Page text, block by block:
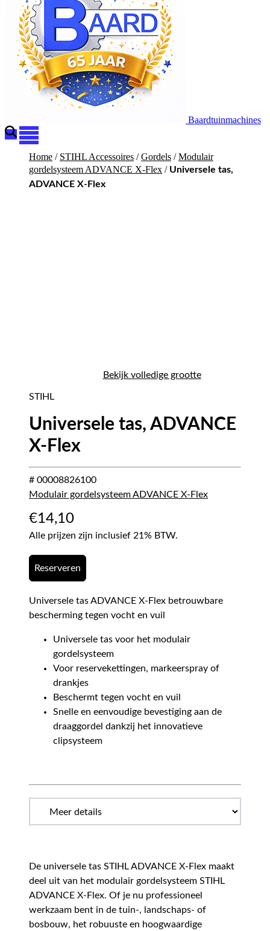
Baardtuinmachines
Home / STIHL Accessoires /Gordels /Modulair
gordelsysteem ADVANCE X-Flex / Universele tas,
ADVANCE X-Flex
Bekijk volledige grootte
STIHL
Universele tas, ADVANCE
X-Flex
# 00008826100
Modulair gordelsysteem ADVANCE X-Flex
€14,10
Alle prijzen zijn inclusief 21% BTW.
Reserveren
Universele tas ADVANCE X-Flex betrouwbare
bescherming tegen vocht en vuil
Universele tas voor het modulair
gordelsysteem
Voor reservekettingen, markeerspray of
drankjes
Beschermt tegen vocht en vuil
Snelle en eenvoudige bevestiging aan de
draaggordel dankzij het innovatieve
clipsysteem
De universele tas STIHL ADVANCE X-Flex maakt
deel uit van het modulair gordelsysteem STIHL
ADVANCE X-Flex. Of je nu professioneel
werkzaam bent in de tuin-, landschaps- of
bosbouw, het robuuste en hoogwaardige